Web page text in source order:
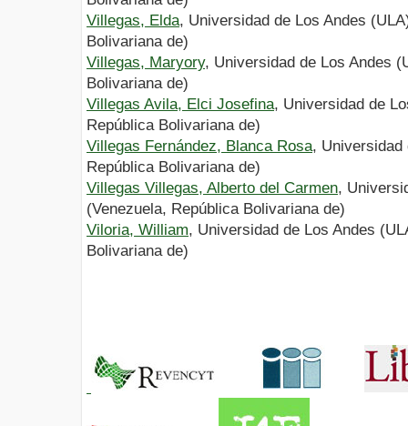
Villegas, Elda, Universidad de Los Andes
Bolivariana de)
Villegas, Maryory, Universidad de Los Andes
Bolivariana de)
Villegas Avila, Elci Josefina, Universidad de
República Bolivariana de)
Villegas Fernández, Blanca Rosa, Universidad
República Bolivariana de)
Villegas Villegas, Alberto del Carmen,
(Venezuela, República Bolivariana de)
Viloria, William, Universidad de Los Andes
Bolivariana de)